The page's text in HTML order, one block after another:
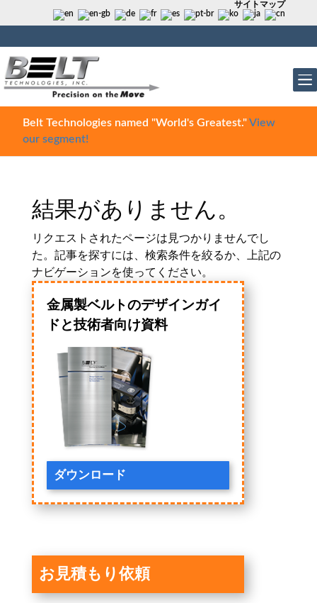
サイトマップ
Belt Technologies named "World's Greatest."View
our segment!
結果がありません。
リクエストされたページは見つかりませんでし
た。記事を探すには、検索条件を絞るか、上記の
ナビゲーションを使ってください。
金属製ベルトのデザインガイ
ドと技術者向け資料
ダウンロード
お見積もり依頼